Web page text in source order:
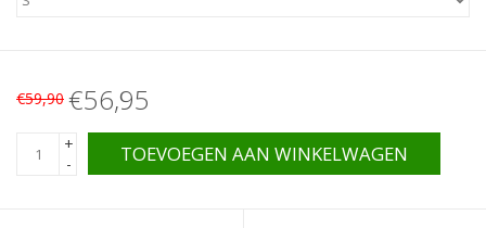
€59,90 €56,95
+
-
TOEVOEGEN AAN WINKELWAGEN